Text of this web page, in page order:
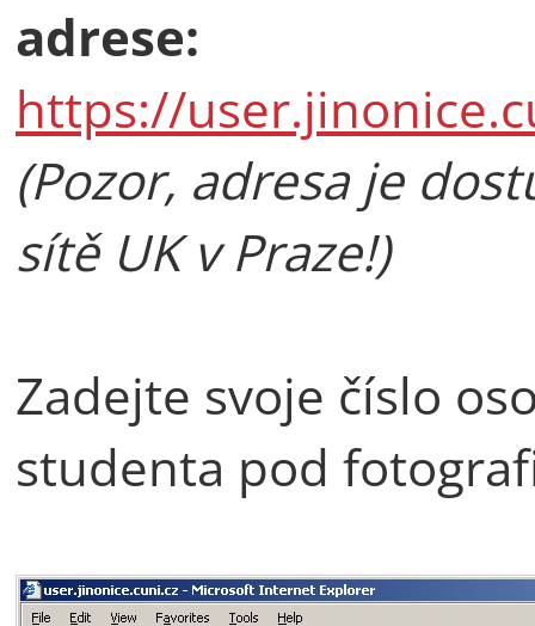
adrese:
https://
(Pozor, adresa je
sítě UK v Praze!)
Zadejte svoje číslo
studenta pod